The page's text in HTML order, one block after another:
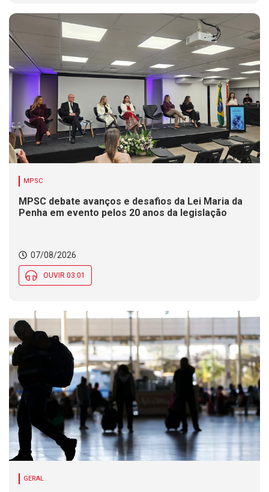
MPSC
MPSC debate avanços e desafios da Lei Maria da
Penha em evento pelos 20 anos da legislação
07/08/2026
OUVIR 03:01
GERAL